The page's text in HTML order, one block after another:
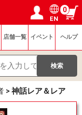
録
EN
0
店舗一覧 イベント ヘルプ
> 神話レア＆レア